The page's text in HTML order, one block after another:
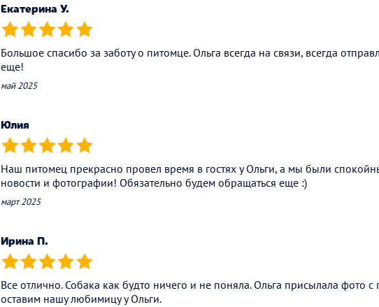
Екатерина У.
(*) (*) (*) (*) (*)
Большое спасибо за заботу о питомце. Ольга всегда на связи, всегда
еще!
май 2025
Юлия
(*) (*) (*) (*) (*)
Наш питомец прекрасно провел время в гостях у Ольги, а мы были
новости и фотографии! Обязательно будем обращаться еще :)
март 2025
Ирина П.
(*) (*) (*) (*) (*)
Все отлично. Собака как будто ничего и не поняла. Ольга присылала фото
оставим нашу любимицу у Ольги.